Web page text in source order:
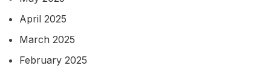
April 2025
March 2025
February 2025